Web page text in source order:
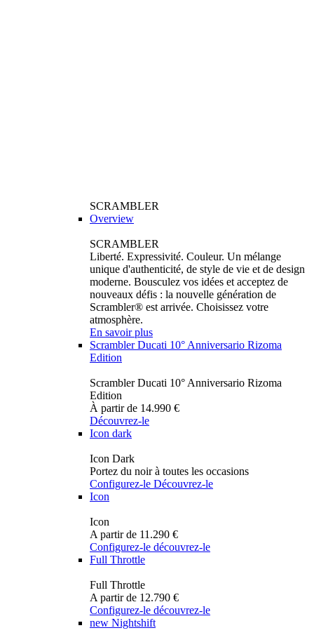
SCRAMBLER
Overview
SCRAMBLER
Liberté. Expressivité. Couleur. Un mélange
unique d'authenticité, de style de vie et de design
moderne. Bousculez vos idées et acceptez de
nouveaux défis : la nouvelle génération de
Scrambler® est arrivée. Choisissez votre
atmosphère.
En savoir plus
Scrambler Ducati 10° Anniversario Rizoma
Edition
Scrambler Ducati 10° Anniversario Rizoma
Edition
À partir de 14.990 €
Découvrez-le
Icon dark
Icon Dark
Portez du noir à toutes les occasions
Configurez-le Découvrez-le
Icon
Icon
A partir de 11.290 €
Configurez-le découvrez-le
Full Throttle
Full Throttle
A partir de 12.790 €
Configurez-le découvrez-le
new Nightshift